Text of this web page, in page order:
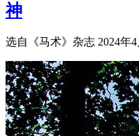
神
选自《马术》杂志 2024年4